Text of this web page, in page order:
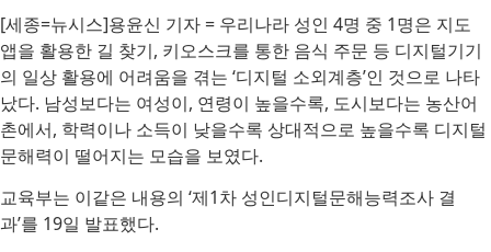
[세종=뉴시스]용윤신 기자 = 우리나라 성인 4명 중 1명은 지도
앱을 활용한 길 찾기, 키오스크를 통한 음식 주문 등 디지털기기
의 일상 활용에 어려움을 겪는 ‘디지털 소외계층’인 것으로 나타
났다. 남성보다는 여성이, 연령이 높을수록, 도시보다는 농산어
촌에서, 학력이나 소득이 낮을수록 상대적으로 높을수록 디지털
문해력이 떨어지는 모습을 보였다.
교육부는 이같은 내용의 ‘제1차 성인디지털문해능력조사 결
과’를 19일 발표했다.